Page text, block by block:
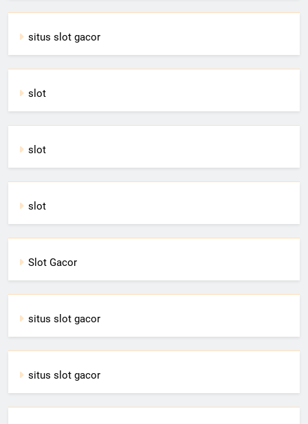
situs slot gacor
slot
slot
slot
Slot Gacor
situs slot gacor
situs slot gacor